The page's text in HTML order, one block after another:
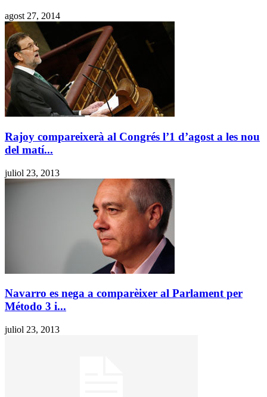
agost 27, 2014
Rajoy compareixerà al Congrés l’1 d’agost a les nou
del matí...
juliol 23, 2013
Navarro es nega a comparèixer al Parlament per
Método 3 i...
juliol 23, 2013